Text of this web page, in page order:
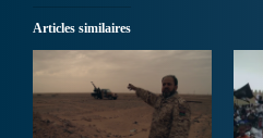
Articles similaires